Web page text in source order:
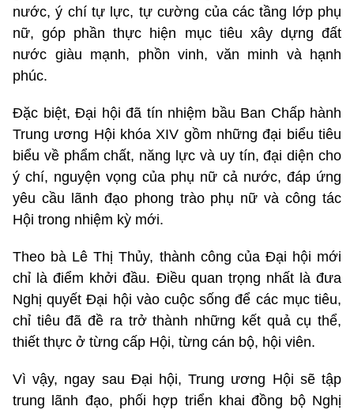
nước, ý chí tự lực, tự cường của các tầng lớp phụ
nữ, góp phần thực hiện mục tiêu xây dựng đất
nước giàu mạnh, phồn vinh, văn minh và hạnh
phúc.
Đặc biệt, Đại hội đã tín nhiệm bầu Ban Chấp hành
Trung ương Hội khóa XIV gồm những đại biểu tiêu
biểu về phẩm chất, năng lực và uy tín, đại diện cho
ý chí, nguyện vọng của phụ nữ cả nước, đáp ứng
yêu cầu lãnh đạo phong trào phụ nữ và công tác
Hội trong nhiệm kỳ mới.
Theo bà Lê Thị Thủy, thành công của Đại hội mới
chỉ là điểm khởi đầu. Điều quan trọng nhất là đưa
Nghị quyết Đại hội vào cuộc sống để các mục tiêu,
chỉ tiêu đã đề ra trở thành những kết quả cụ thể,
thiết thực ở từng cấp Hội, từng cán bộ, hội viên.
Vì vậy, ngay sau Đại hội, Trung ương Hội sẽ tập
trung lãnh đạo, phối hợp triển khai đồng bộ Nghị